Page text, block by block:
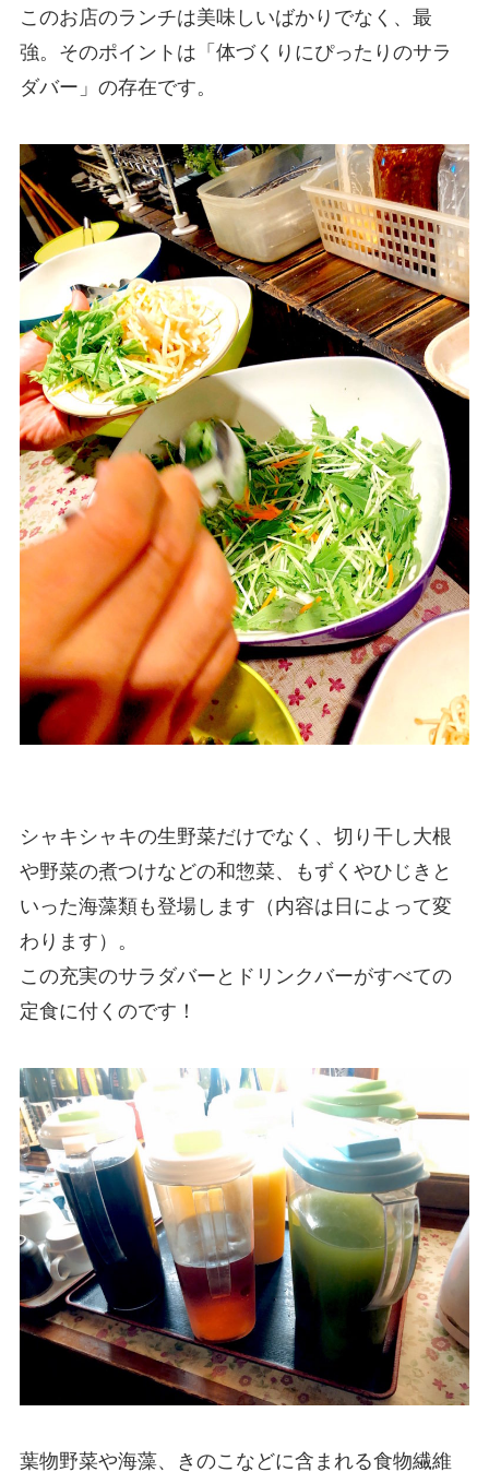
このお店のランチは美味しいばかりでなく、最
強。そのポイントは「体づくりにぴったりのサラ
ダバー」の存在です。
シャキシャキの生野菜だけでなく、切り干し大根
や野菜の煮つけなどの和惣菜、もずくやひじきと
いった海藻類も登場します（内容は日によって変
わります）。
この充実のサラダバーとドリンクバーがすべての
定食に付くのです！
葉物野菜や海藻、きのこなどに含まれる食物繊維